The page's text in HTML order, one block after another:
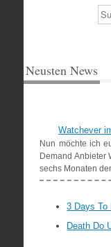
Neusten News
Watchever
Nun möchte ich
Demand Anbieter
sechs Monaten
3 Days To
Death Do